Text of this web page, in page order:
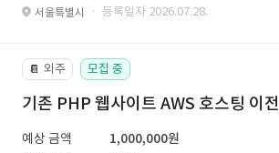
서울특별시 · 등록일자 2026.07.28.
📔 외주 모집 중
기존 PHP 웹사이트 AWS 호스팅 이전
예상 금액
1,000,000원